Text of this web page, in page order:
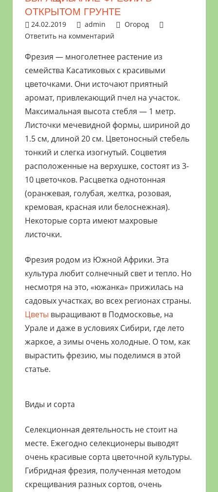
растениями
цветами.
обустройстве
дачного
участка
выращивании
богатого
ОТКРЫТОМ ГРУНТЕ
24.02.2019 admin
Огород
Ответить на комментарий
Фрезия — многолетнее растение из
семейства Касатиковых с красивыми
цветочками. Они источают приятный
аромат, привлекающий пчел на участок.
Максимальная высота стебля — 1 метр.
Листочки мечевидной формы, шириной до
1.5 см, длиной 20 см. Цветоносный стебель
тонкий и слегка изогнутый. Соцветия
расположенные на верхушке, состоят из 3-
10 цветочков. Расцветка однотонная
(оранжевая, голубая, желтка, розовая,
кремовая, красная или белоснежная).
Некоторые сорта имеют махровые
листочки.
Фрезия родом из Южной Африки. Эта
культура любит солнечный свет и тепло. Но
несмотря на это, «южанка» прижилась на
садовых участках, во всех регионах страны.
Цветы выращивают в Подмосковье, на
Урале и даже в условиях Сибири, где лето
жаркое, а зимы очень холодные. О том, как
вырастить фрезию, мы поделимся в этой
статье.
Виды и сорта
Селекционная деятельность не стоит на
месте. Ежегодно селекционеры выводят
очень красивые сорта цветочной культуры.
Гибридная фрезия, полученная методом
скрещивания разных сортов, очень